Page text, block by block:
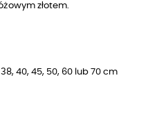
złotem.
40, 45, 50, 60 lub 70 cm